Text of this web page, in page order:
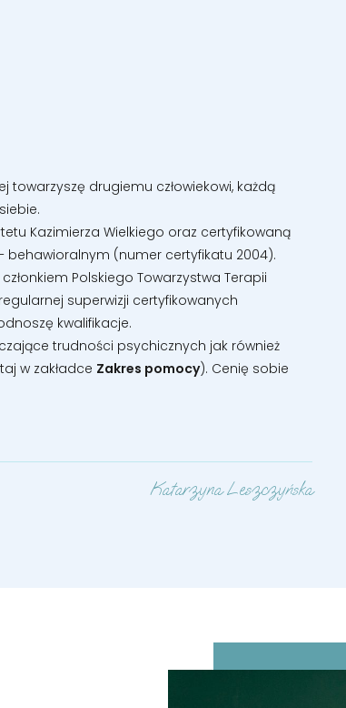
drugiemu człowiekowi, każdą
Kazimierza Wielkiego oraz certyfikowaną
(numer certyfikatu 2004).
Polskiego Towarzystwa Terapii
superwizji certyfikowanych
kwalifikacje.
trudności psychicznych jak również
w zakładce Zakres pomocy). Cenię sobie
Katarzyna Leszczyńska